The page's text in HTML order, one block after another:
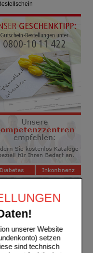
unserer Website
setzen
sind technisch